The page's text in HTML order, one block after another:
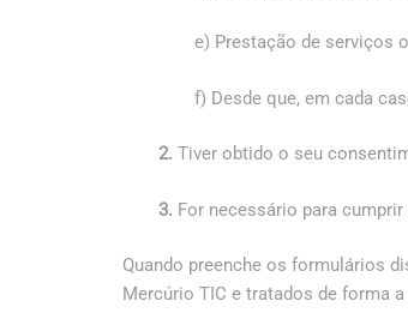
e) Prestação de serviços
f) Desde que, em cada
2. Tiver obtido o seu
3. For necessário para
Quando preenche os formulários
Mercúrio TIC e tratados de forma